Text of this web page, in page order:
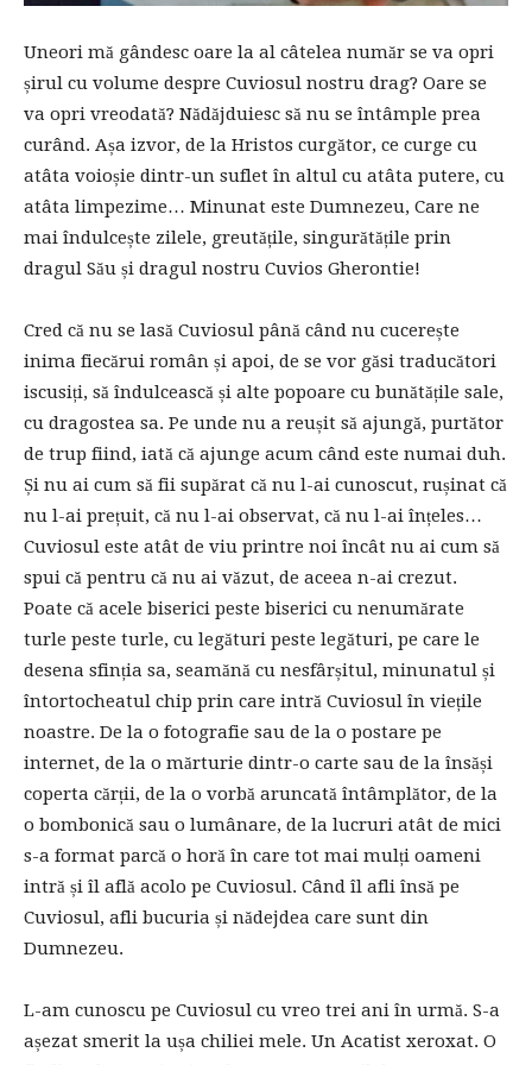
Uneori mă gândesc oare la al câtelea număr se va opri
șirul cu volume despre Cuviosul nostru drag? Oare se
va opri vreodată? Nădăjduiesc să nu se întâmple prea
curând. Așa izvor, de la Hristos curgător, ce curge cu
atâta voioșie dintr-un suflet în altul cu atâta putere, cu
atâta limpezime… Minunat este Dumnezeu, Care ne
mai îndulcește zilele, greutățile, singurătățile prin
dragul Său și dragul nostru Cuvios Gherontie!
Cred că nu se lasă Cuviosul până când nu cucerește
inima fiecărui român și apoi, de se vor găsi traducători
iscusiți, să îndulcească și alte popoare cu bunătățile sale,
cu dragostea sa. Pe unde nu a reușit să ajungă, purtător
de trup fiind, iată că ajunge acum când este numai duh.
Și nu ai cum să fii supărat că nu l-ai cunoscut, rușinat că
nu l-ai prețuit, că nu l-ai observat, că nu l-ai înțeles…
Cuviosul este atât de viu printre noi încât nu ai cum să
spui că pentru că nu ai văzut, de aceea n-ai crezut.
Poate că acele biserici peste biserici cu nenumărate
turle peste turle, cu legături peste legături, pe care le
desena sfinția sa, seamănă cu nesfârșitul, minunatul și
întortocheatul chip prin care intră Cuviosul în viețile
noastre. De la o fotografie sau de la o postare pe
internet, de la o mărturie dintr-o carte sau de la însăși
coperta cărții, de la o vorbă aruncată întâmplător, de la
o bombonică sau o lumânare, de la lucruri atât de mici
s-a format parcă o horă în care tot mai mulți oameni
intră și îl află acolo pe Cuviosul. Când îl afli însă pe
Cuviosul, afli bucuria și nădejdea care sunt din
Dumnezeu.
L-am cunoscu pe Cuviosul cu vreo trei ani în urmă. S-a
așezat smerit la ușa chiliei mele. Un Acatist xeroxat. O